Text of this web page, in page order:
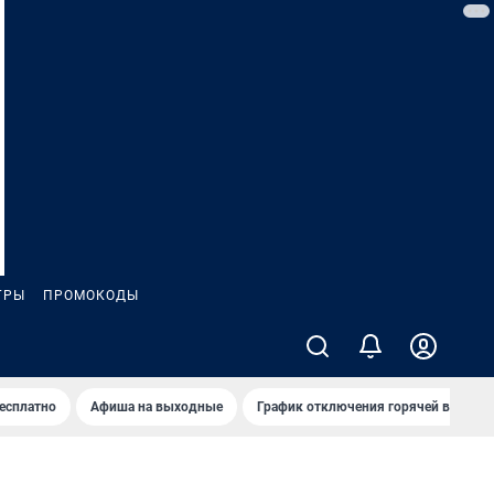
ПРОМОКОДЫ
Афиша на выходные График отключения горячей воды в